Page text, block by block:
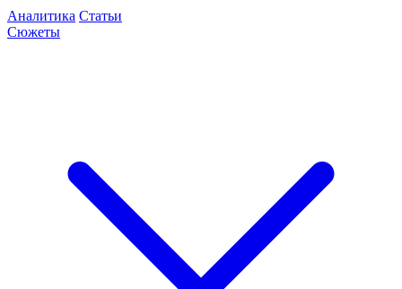
Аналитика Статьи
Сюжеты